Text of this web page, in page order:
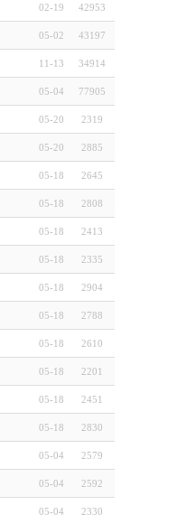
02-19 42953
05-02 43197
11-13 34914
05-04 77905
05-20 2319
05-20 2885
05-18 2645
05-18 2808
05-18 2413
05-18 2335
05-18 2904
05-18 2788
05-18 2610
05-18 2201
05-18 2451
05-18 2830
05-04 2579
05-04 2592
05-04 2330